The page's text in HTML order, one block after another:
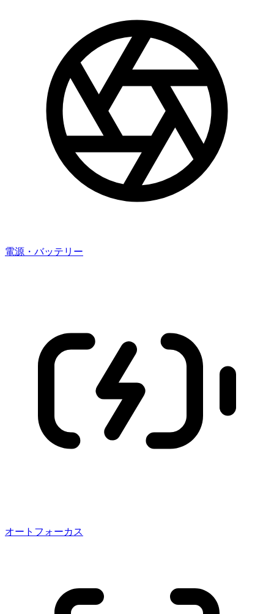
電源・バッテリー
オートフォーカス